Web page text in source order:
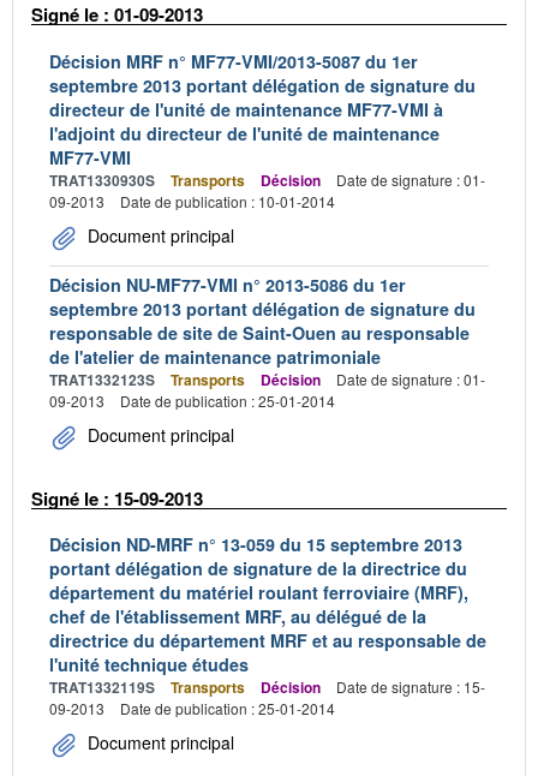
Signé le : 01-09-2013
Décision MRF n° MF77-VMI/2013-5087 du 1er
septembre 2013 portant délégation de signature du
directeur de l'unité de maintenance MF77-VMI à
l'adjoint du directeur de l'unité de maintenance
MF77-VMI
TRAT1330930S Transports Décision
Date de signature : 01-
09-2013
Date de publication : 10-01-2014
Document principal
Décision NU-MF77-VMI n° 2013-5086 du 1er
septembre 2013 portant délégation de signature du
responsable de site de Saint-Ouen au responsable
de l'atelier de maintenance patrimoniale
TRAT1332123S Transports Décision
Date de signature : 01-
09-2013
Date de publication : 25-01-2014
Document principal
Signé le : 15-09-2013
Décision ND-MRF n° 13-059 du 15 septembre 2013
portant délégation de signature de la directrice du
département du matériel roulant ferroviaire (MRF),
chef de l'établissement MRF, au délégué de la
directrice du département MRF et au responsable de
l'unité technique études
TRAT1332119S Transports Décision
Date de signature : 15-
09-2013
Date de publication : 25-01-2014
Document principal